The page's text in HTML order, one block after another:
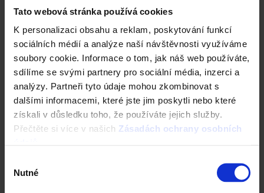
Tato webová stránka používá cookies
K personalizaci obsahu a reklam, poskytování funkcí
sociálních médií a analýze naší návštěvnosti využíváme
soubory cookie. Informace o tom, jak náš web používáte,
sdílíme se svými partnery pro sociální média, inzerci a
analýzy. Partneři tyto údaje mohou zkombinovat s
dalšími informacemi, které jste jim poskytli nebo které
získali v důsledku toho, že používáte jejich služby.
Přečtěte si více v našich Zásadách ochrany osobních
souhlasu
Nutné